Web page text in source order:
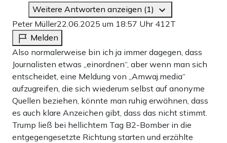
Weitere Antworten anzeigen (1)
Peter Müller22.06.2025 um 18:57 Uhr 412T
Melden
Also normalerweise bin ich ja immer dagegen, dass
Journalisten etwas „einordnen“, aber wenn man sich
entscheidet, eine Meldung von „Amwaj.media“
aufzugreifen, die sich wiederum selbst auf anonyme
Quellen beziehen, könnte man ruhig erwähnen, dass
es auch klare Anzeichen gibt, dass das nicht stimmt.
Trump ließ bei hellichtem Tag B2-Bomber in die
entgegengesetzte Richtung starten und erzählte